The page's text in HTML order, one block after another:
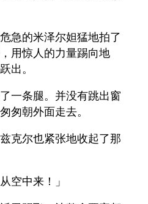
急的米泽尔妲猛地拍了
用惊人的力量踢向地
出。
一条腿。并没有跳出窗
匆朝外面走去。
克尔也紧张地收起了那
空中来！」